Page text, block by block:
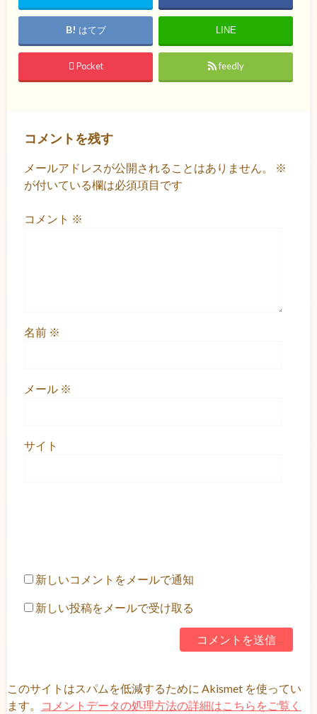
はてブ LINE
Pocket feedly
コメントを残す
メールアドレスが公開されることはありません。
※
が付いている欄は必須項目です
コメント ※
名前 ※
メール ※
サイト
新しいコメントをメールで通知
新しい投稿をメールで受け取る
このサイトはスパムを低減するために Akismet を使ってい
ます。
コメントデータの処理方法の詳細はこちらをご覧く